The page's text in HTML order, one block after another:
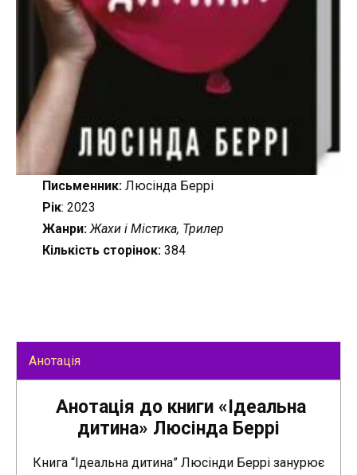
Письменник:Люсінда Беррі
Рік: 2023
Жанри: Жахи і Містика, Трилер
Кількість сторінок:384
Анотація
Анотація до книги «Ідеальна
дитина» Люсінда Беррі
Книга “Ідеальна дитина” Люсінди Беррі занурює